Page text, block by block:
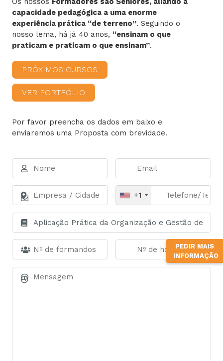
PEDIR MAIS
INFORMAÇÃO
capacidade pedagógica a uma enorme
experiência prática “de terreno”. Seguindo o
nosso lema, há já 40 anos, “ensinam o que
praticam e praticam o que ensinam”.
PRÓXIMOS CURSOS
VER PORTFÓLIO
Por favor preencha os dados em baixo e
enviaremos uma Proposta com brevidade.
+1